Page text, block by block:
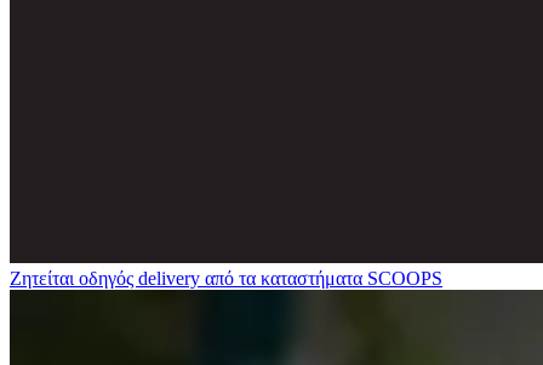
Ζητείται οδηγός delivery από τα καταστήματα SCOOPS